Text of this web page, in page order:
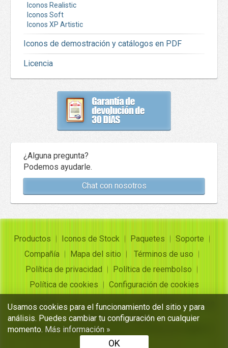
Iconos Realistic
Iconos Soft
Iconos XP Artistic
Iconos de demostración y catálogos en PDF
Licencia
¿Alguna pregunta?
Podemos ayudarle.
Chat con nosotros
Productos Iconos de Stock Paquetes
Soporte
Compañía
Mapa del sitio
Términos de uso
Política de privacidad
Política de reembolso
Política de cookies
Configuración de cookies
Copyright ©Insofta Development 2004-2026. Todos los
derechos reservados
Conjuntos de iconos gratuitos, convertidor de imagen a
icono
Usamos cookies para el funcionamiento del sitio y para
análisis. Puedes cambiar tu configuración en cualquier
momento. Más información »
OK